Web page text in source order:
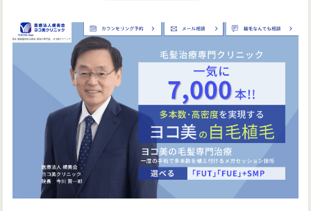
育毛剤
発毛
円形脱毛症
お問い合わせ
つむじハゲ ふけ
円形脱毛症 女性の薄毛
対策・アイテムから記事を探す